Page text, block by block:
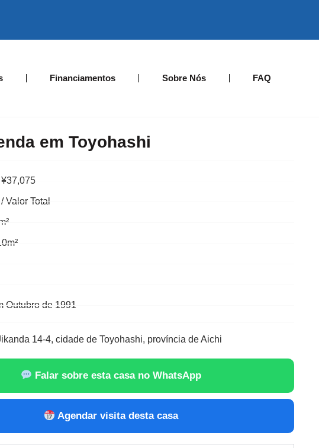
Financiamentos Sobre Nós FAQ
em Toyohashi
¥37,075
Valor Total
Outubro de 1991
14-4, cidade de Toyohashi, província de Aichi
Falar sobre esta casa no WhatsApp
Agendar visita desta casa